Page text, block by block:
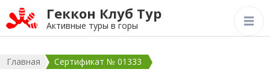
Геккон Клуб Тур
Активные туры в горы
Главная Сертификат № 01333